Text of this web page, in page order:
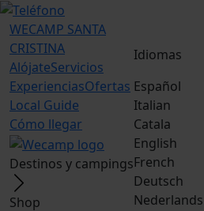
WECAMP SANTA
CRISTINA
AlójateServicios
ExperienciasOfertas
Local Guide
Cómo llegar
Destinos y campings
Shop
Idiomas
Español
Italian
Catala
English
French
Deutsch
Nederlands